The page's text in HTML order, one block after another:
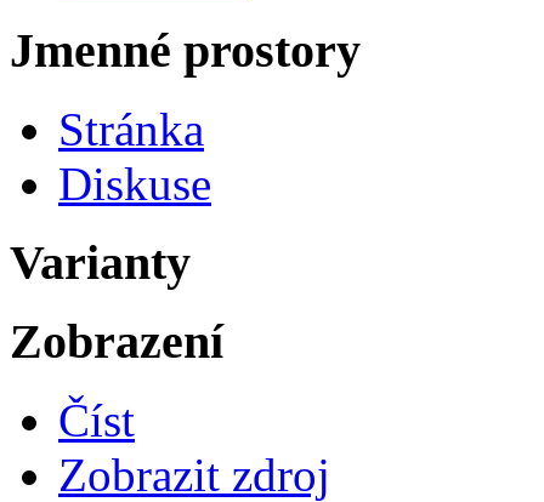
Jmenné prostory
Stránka
Diskuse
Varianty
Zobrazení
Číst
Zobrazit zdroj